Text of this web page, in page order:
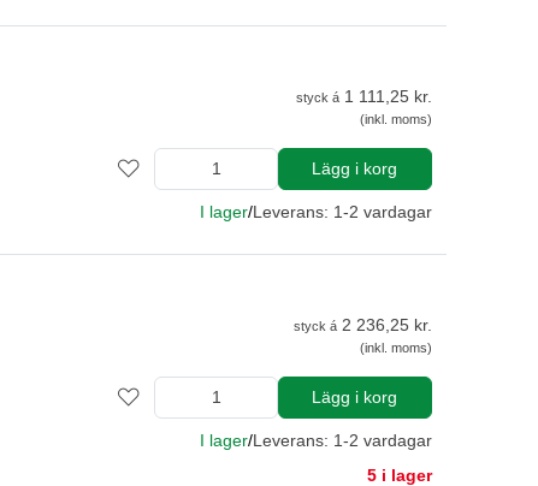
styck á 1 111,25 kr.
(inkl. moms)
Lägg i korg
I lager/Leverans: 1-2 vardagar
styck á 2 236,25 kr.
(inkl. moms)
Lägg i korg
I lager/Leverans: 1-2 vardagar
5 i lager